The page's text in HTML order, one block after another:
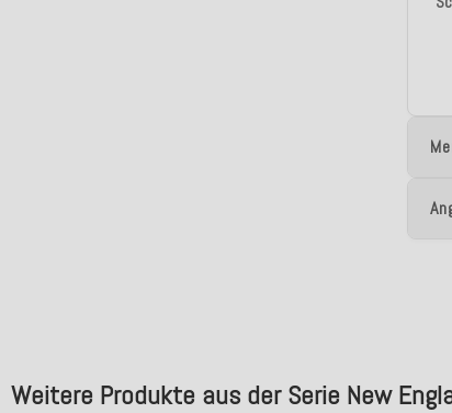
Weitere Produkte aus der Serie New